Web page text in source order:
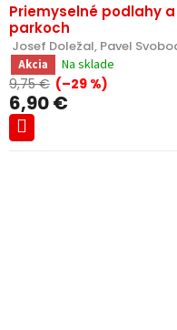
Priemyselné podlahy
parkoch
Josef Doležal, Pavel
Akcia
Na sklade
9,75 € (–29 %)
6,90 €